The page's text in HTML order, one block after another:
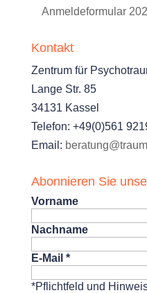
Anmeldeformular
Kontakt
Zentrum für
Lange Str. 85
34131 Kassel
Telefon: +49(0)561
Email:
Abonnieren Sie
Vorname
Nachname
E-Mail *
*Pflichtfeld und